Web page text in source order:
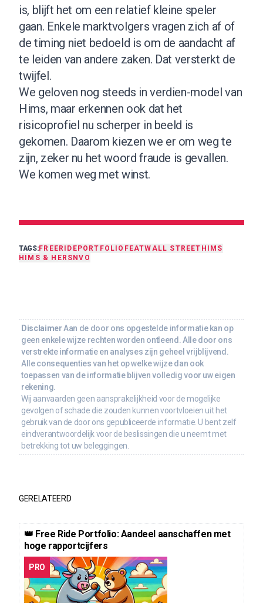
is, blijft het om een relatief kleine speler
gaan. Enkele marktvolgers vragen zich af of
de timing niet bedoeld is om de aandacht af
te leiden van andere zaken. Dat versterkt de
twijfel.
We geloven nog steeds in verdien-model van
Hims, maar erkennen ook dat het
risicoprofiel nu scherper in beeld is
gekomen. Daarom kiezen we er om weg te
zijn, zeker nu het woord fraude is gevallen.
We komen weg met winst.
TAGS:FREERIDE PORTFOLIO FEATWALL STREET HIMS
HIMS & HERS NVO
DisclaimerAan de door ons opgestelde informatie kan op
geen enkele wijze rechten worden ontleend. Alle door ons
verstrekte informatie en analyses zijn geheel vrijblijvend.
Alle consequenties van het op welke wijze dan ook
toepassen van de informatie blijven volledig voor uw eigen
rekening.
Wij aanvaarden geen aansprakelijkheid voor de mogelijke
gevolgen of schade die zouden kunnen voortvloeien uit het
gebruik van de door ons gepubliceerde informatie. U bent zelf
eindverantwoordelijk voor de beslissingen die u neemt met
betrekking tot uw beleggingen.
GERELATEERD
👑 Free Ride Portfolio: Aandeel aanschaffen met
hoge rapportcijfers
PRO